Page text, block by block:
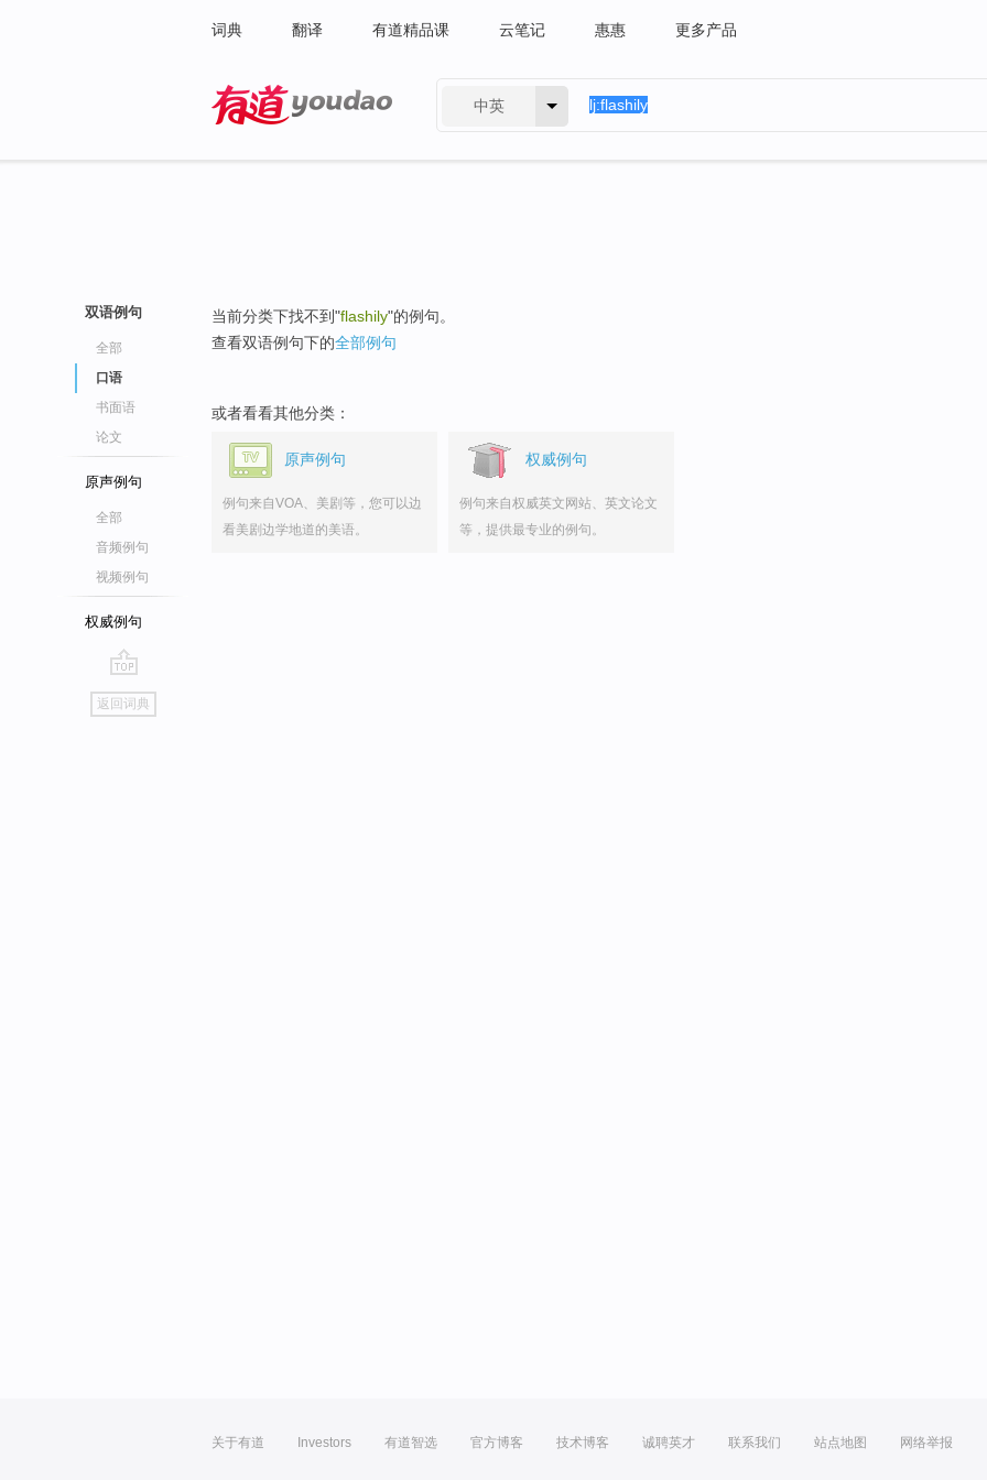
词典 翻译 有道精品课 云笔记 惠惠 更多产品
中英
双语例句
全部
口语
书面语
论文
原声例句
全部
音频例句
视频例句
权威例句
go
top
返回词典
当前分类下找不到"flashily"的例句。
查看双语例句下的全部例句
或者看看其他分类：
原声例句
例句来自VOA、美剧等，您可以边
看美剧边学地道的美语。
权威例句
例句来自权威英文网站、英文论文
等，提供最专业的例句。
关于有道 Investors 有道智选 官方博客 技术博客 诚聘英才 联系我们 站点地图 网络举报